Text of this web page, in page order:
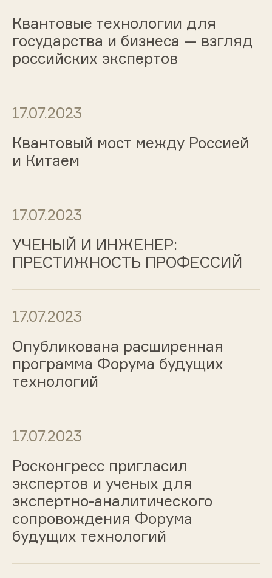
Квантовые технологии для
государства и бизнеса — взгляд
российских экспертов
17.07.2023
Квантовый мост между Россией
и Китаем
17.07.2023
УЧЕНЫЙ И ИНЖЕНЕР:
ПРЕСТИЖНОСТЬ ПРОФЕССИЙ
17.07.2023
Опубликована расширенная
программа Форума будущих
технологий
17.07.2023
Росконгресс пригласил
экспертов и ученых для
экспертно-аналитического
сопровождения Форума
будущих технологий